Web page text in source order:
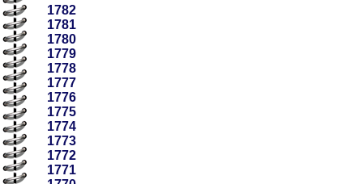
1782
1781
1780
1779
1778
1777
1776
1775
1774
1773
1772
1771